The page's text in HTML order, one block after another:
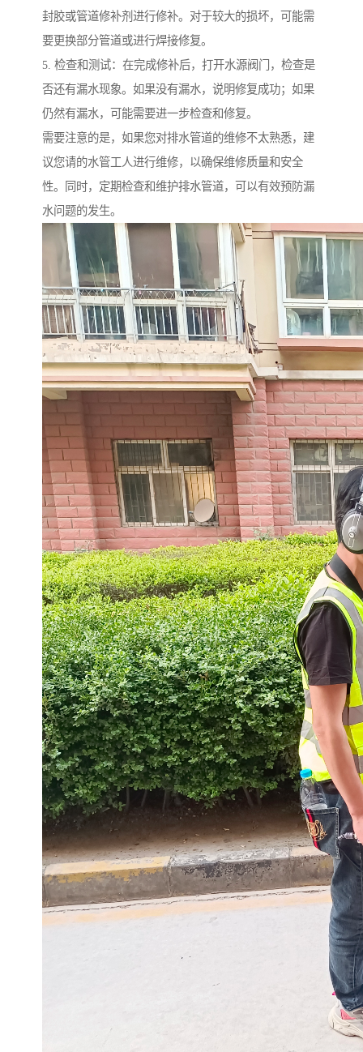
封胶或管道修补剂进行修补。对于较大的损坏，可能需
要更换部分管道或进行焊接修复。
5. 检查和测试：在完成修补后，打开水源阀门，检查是
否还有漏水现象。如果没有漏水，说明修复成功；如果
仍然有漏水，可能需要进一步检查和修复。
需要注意的是，如果您对排水管道的维修不太熟悉，建
议您请的水管工人进行维修，以确保维修质量和安全
性。同时，定期检查和维护排水管道，可以有效预防漏
水问题的发生。